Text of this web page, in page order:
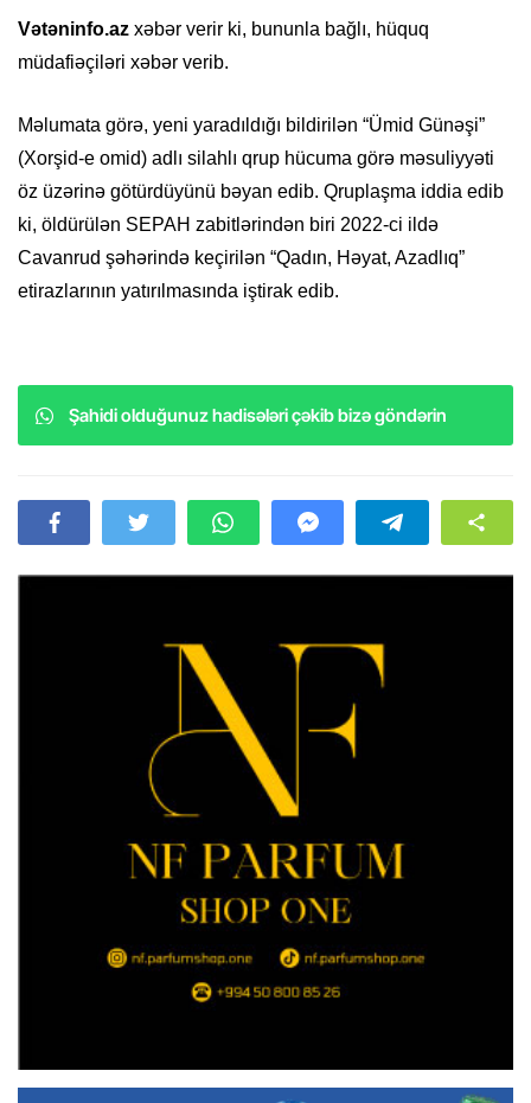
Vətəninfo.az xəbər verir ki, bununla bağlı, hüquq
müdafiəçiləri xəbər verib.
Məlumata görə, yeni yaradıldığı bildirilən “Ümid Günəşi”
(Xorşid-e omid) adlı silahlı qrup hücuma görə məsuliyyəti
öz üzərinə götürdüyünü bəyan edib. Qruplaşma iddia edib
ki, öldürülən SEPAH zabitlərindən biri 2022-ci ildə
Cavanrud şəhərində keçirilən “Qadın, Həyat, Azadlıq”
etirazlarının yatırılmasında iştirak edib.
Şahidi olduğunuz hadisələri çəkib bizə göndərin